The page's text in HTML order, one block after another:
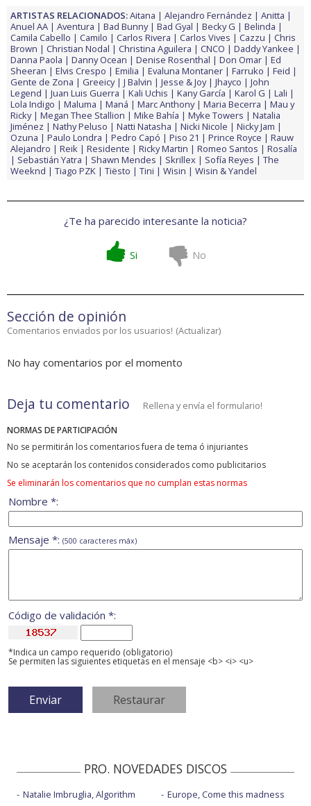
ARTISTAS RELACIONADOS:Aitana Alejandro Fernández
Anitta
Anuel AA
Aventura Bad Bunny Bad Gyal Becky G
Belinda
Camila Cabello
Camilo Carlos Rivera Carlos Vives Cazzu
Chris
Brown
Christian Nodal Christina Aguilera CNCO
Daddy Yankee
Danna Paola
Danny Ocean Denise Rosenthal Don Omar
Ed
Sheeran
Elvis Crespo Emilia Evaluna Montaner Farruko
Feid
Gente de Zona
Greeicy J Balvin Jesse & Joy Jhayco
John
Legend
Juan Luis Guerra Kali Uchis Kany García Karol G
Lali
Lola Indigo
Maluma Maná Marc Anthony Maria Becerra
Mau y
Ricky
Megan Thee Stallion Mike Bahía Myke Towers
Natalia
Jiménez
Nathy Peluso Natti Natasha Nicki Nicole
Nicky Jam
Ozuna
Paulo Londra Pedro Capó Piso 21 Prince Royce
Rauw
Alejandro
Reik Residente Ricky Martin Romeo Santos
Rosalía
Sebastián Yatra
Shawn Mendes Skrillex Sofía Reyes
The
Weeknd
Tiago PZK Tiësto Tini Wisin Wisin & Yandel
¿Te ha parecido interesante la noticia?
Si No
Sección de opinión
Comentarios enviados por los usuarios! (Actualizar)
No hay comentarios por el momento
Deja tu comentario Rellena y envía el formulario!
NORMAS DE PARTICIPACIÓN
No se permitirán los comentarios fuera de tema ó injuriantes
No se aceptarán los contenidos considerados como publicitarios
Se eliminarán los comentarios que no cumplan estas normas
Nombre *:
Mensaje *: (500 caracteres máx)
Código de validación *:
*Indica un campo requerido (obligatorio)
Se permiten las siguientes etiquetas en el mensaje <b> <i> <u>
PRO. NOVEDADES DISCOS
Natalie Imbruglia, Algorithm
Europe, Come this madness